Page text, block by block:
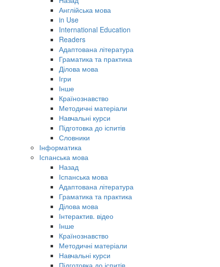
Англійська мова
in Use
International Education
Readers
Адаптована література
Граматика та практика
Ділова мова
Ігри
Інше
Країнознавство
Методичні матеріали
Навчальні курси
Підготовка до іспитів
Словники
Інформатика
Іспанська мова
Назад
Іспанська мова
Адаптована література
Граматика та практика
Ділова мова
Інтерактив. відео
Інше
Країнознавство
Методичні матеріали
Навчальні курси
Підготовка до іспитів